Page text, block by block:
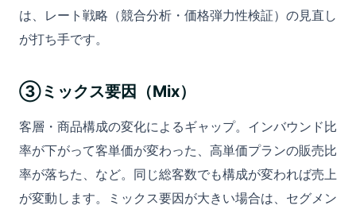
は、レート戦略（競合分析・価格弾力性検証）の見直し
が打ち手です。
③ミックス要因（Mix）
客層・商品構成の変化によるギャップ。インバウンド比
率が下がって客単価が変わった、高単価プランの販売比
率が落ちた、など。同じ総客数でも構成が変われば売上
が変動します。ミックス要因が大きい場合は、セグメン